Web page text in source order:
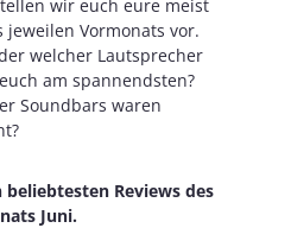
wir euch eure meist
jeweilen Vormonats vor.
welcher Lautsprecher
am spannendsten?
Soundbars waren
Reviews des
Juni.